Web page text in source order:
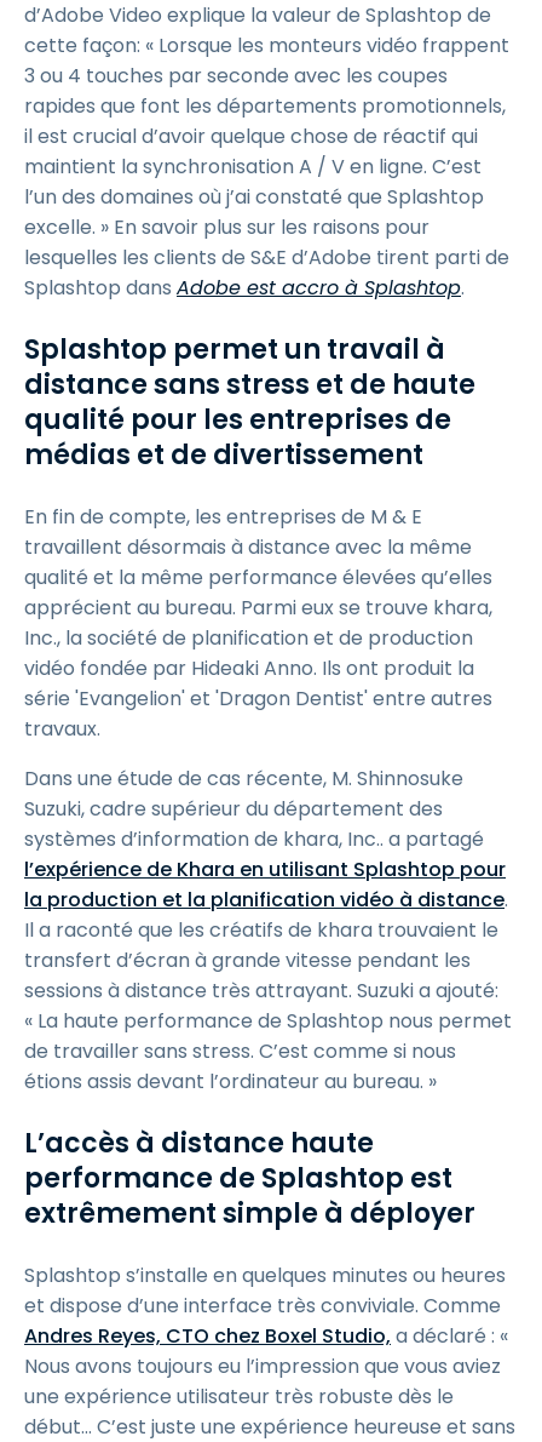
d’Adobe Video explique la valeur de Splashtop de
cette façon: « Lorsque les monteurs vidéo frappent
3 ou 4 touches par seconde avec les coupes
rapides que font les départements promotionnels,
il est crucial d’avoir quelque chose de réactif qui
maintient la synchronisation A / V en ligne. C’est
l’un des domaines où j’ai constaté que Splashtop
excelle. » En savoir plus sur les raisons pour
lesquelles les clients de S&E d’Adobe tirent parti de
Splashtop dans Adobe est accro à Splashtop.
Splashtop permet un travail à
distance sans stress et de haute
qualité pour les entreprises de
médias et de divertissement
En fin de compte, les entreprises de M & E
travaillent désormais à distance avec la même
qualité et la même performance élevées qu’elles
apprécient au bureau. Parmi eux se trouve khara,
Inc., la société de planification et de production
vidéo fondée par Hideaki Anno. Ils ont produit la
série 'Evangelion' et 'Dragon Dentist' entre autres
travaux.
Dans une étude de cas récente, M. Shinnosuke
Suzuki, cadre supérieur du département des
systèmes d’information de khara, Inc.. a partagé
l’expérience de Khara en utilisant Splashtop pour
la production et la planification vidéo à distance.
Il a raconté que les créatifs de khara trouvaient le
transfert d’écran à grande vitesse pendant les
sessions à distance très attrayant. Suzuki a ajouté:
« La haute performance de Splashtop nous permet
de travailler sans stress. C’est comme si nous
étions assis devant l’ordinateur au bureau. »
L’accès à distance haute
performance de Splashtop est
extrêmement simple à déployer
Splashtop s’installe en quelques minutes ou heures
et dispose d’une interface très conviviale. Comme
Andres Reyes, CTO chez Boxel Studio, a déclaré : «
Nous avons toujours eu l’impression que vous aviez
une expérience utilisateur très robuste dès le
début... C’est juste une expérience heureuse et sans